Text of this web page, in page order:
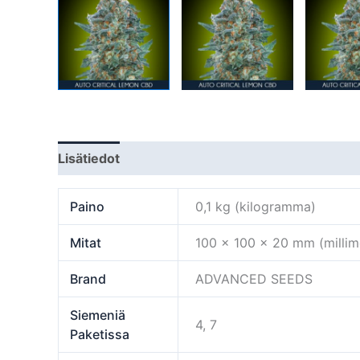
Lisätiedot
Paino 0,1 kg (kilogramma)
Mitat 100 × 100 × 20 mm
Brand ADVANCED SEEDS
Siemeniä
Paketissa
4, 7